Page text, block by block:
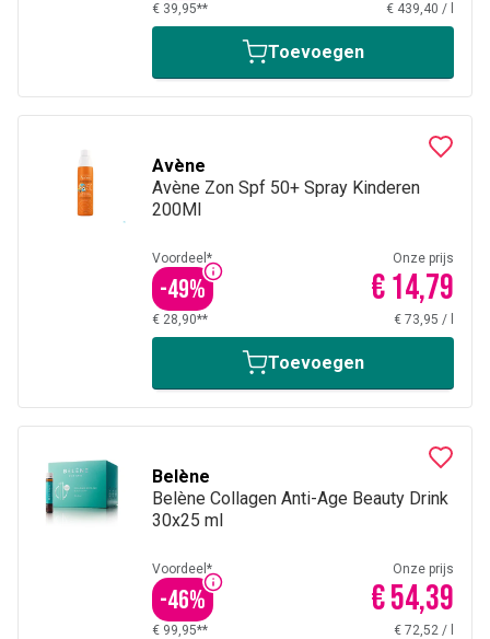
€ 39,95** € 439,40 /
Toevoegen
Avène
Avène Zon Spf 50+ Spray Kinderen
200Ml
Voordeel*
-49%
Onze prijs
€ 14,79
€ 28,90** € 73,95 /
Toevoegen
Belène
Belène Collagen Anti-Age Beauty Drink
30x25 ml
Voordeel*
-46%
Onze prijs
€ 54,39
€ 99,95** € 72,52 /